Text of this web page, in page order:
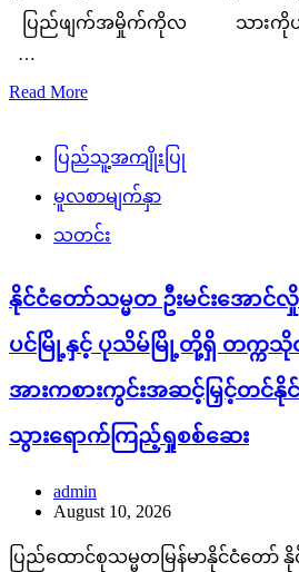
ပြည်ဖျက်အမှိုက်ကိုလ သားကို
…
Read More
ပြည်သူ့အကျိုးပြု
မူလစာမျက်နှာ
သတင်း
နိုင်ငံတော်သမ္မတ ဦးမင်းအောင်
ပင်မြို့နှင့် ပုသိမ်မြို့တို့ရှိ တက္ကသိုလ်
အားကစားကွင်းအဆင့်မြှင့်တင်နို
သွားရောက်ကြည့်ရှုစစ်ဆေး
admin
August 10, 2026
ပြည်ထောင်စုသမ္မတမြန်မာနိုင်ငံတော်